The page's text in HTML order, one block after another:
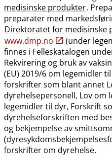
medisinske produkter.
preparater med
Direktoratet for medisinske
www.dmp.no
(under
finnes i Felleskatalogen
Rekvirering og bruk av
(EU) 2019/6 om legemidler
forskrifter som blant annet
dyrehelsepersonell, Lov om
legemidler til dyr, Forskrift
dyrehelseforskriften med
og bekjempelse av
forskrifter om dyrehelse.